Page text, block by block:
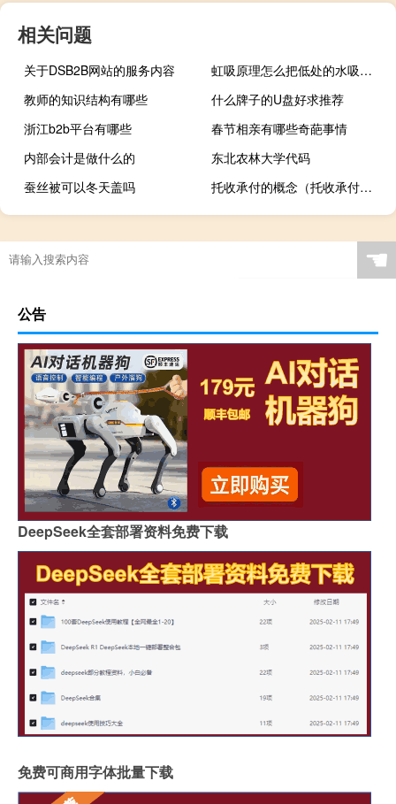
相关问题
关于DSB2B网站的服务内容
虹吸原理怎么把低处的水吸到高处
教师的知识结构有哪些
什么牌子的U盘好求推荐
浙江b2b平台有哪些
春节相亲有哪些奇葩事情
内部会计是做什么的
东北农林大学代码
蚕丝被可以冬天盖吗
托收承付的概念（托收承付是什么意思）
鬼屋逃脱攻略7
☚
公告
DeepSeek全套部署资料免费下载
免费可商用字体批量下载